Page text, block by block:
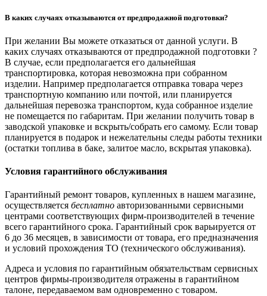
В каких случаях отказываются от предпродажной подготовки?
При желании Вы можете отказаться от данной услуги. В
каких случаях отказываются от предпродажной подготовки ?
В случае, если предполагается его дальнейшая
транспортировка, которая невозможна при собранном
изделии. Например предполагается отправка товара через
транспортную компанию или почтой, или планируется
дальнейшая перевозка транспортом, куда собранное изделие
не помещается по габаритам. При желании получить товар в
заводской упаковке и вскрыть/собрать его самому. Если товар
планируется в подарок и нежелательны следы работы техники
(остатки топлива в баке, залитое масло, вскрытая упаковка).
Условия гарантийного обслуживания
Гарантийный ремонт товаров, купленных в нашем магазине,
осуществляется бесплатно авторизованными сервисными
центрами соответствующих фирм-производителей в течение
всего гарантийного срока. Гарантийный срок варьируется от
6 до 36 месяцев, в зависимости от товара, его предназначения
и условий прохождения ТО (технического обслуживания).
Адреса и условия по гарантийным обязательствам сервисных
центров фирмы-производителя отражены в гарантийном
талоне, передаваемом вам одновременно с товаром.